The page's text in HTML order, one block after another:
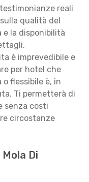
reali
qualità del
e la disponibilità
è imprevedibile e
per hotel che
flessibile è, in
Ti permetterà di
senza costi
circostanze
Di